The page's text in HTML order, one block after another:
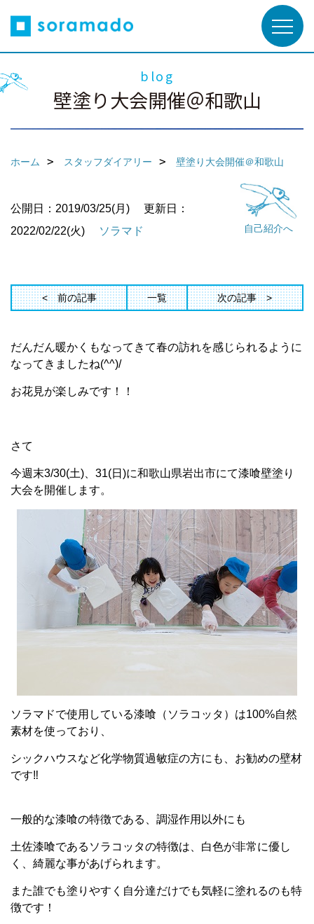
blog
壁塗り大会開催＠和歌山
ホーム スタッフダイアリー 壁塗り大会開催＠和歌山
自己紹介へ
公開日：2019/03/25(月)
更新日：
2022/02/22(火)
ソラマド
前の記事 一覧 次の記事
だんだん暖かくもなってきて春の訪れを感じられるように
なってきましたね(^^)/
お花見が楽しみです！！
さて
今週末3/30(土)、31(日)に和歌山県岩出市にて漆喰壁塗り
大会を開催します。
ソラマドで使用している漆喰（ソラコッタ）は100%自然
素材を使っており、
シックハウスなど化学物質過敏症の方にも、お勧めの壁材
です‼
一般的な漆喰の特徴である、調湿作用以外にも
土佐漆喰であるソラコッタの特徴は、白色が非常に優し
く、綺麗な事があげられます。
また誰でも塗りやすく自分達だけでも気軽に塗れるのも特
徴です！